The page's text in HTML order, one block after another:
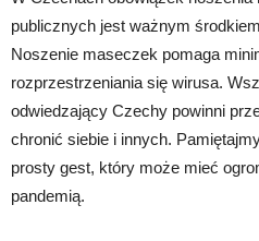
publicznych jest ważnym
Noszenie maseczek pomaga
rozprzestrzeniania się wirusa.
odwiedzający Czechy powinni
chronić siebie i innych.
prosty gest, który może mieć
pandemią.